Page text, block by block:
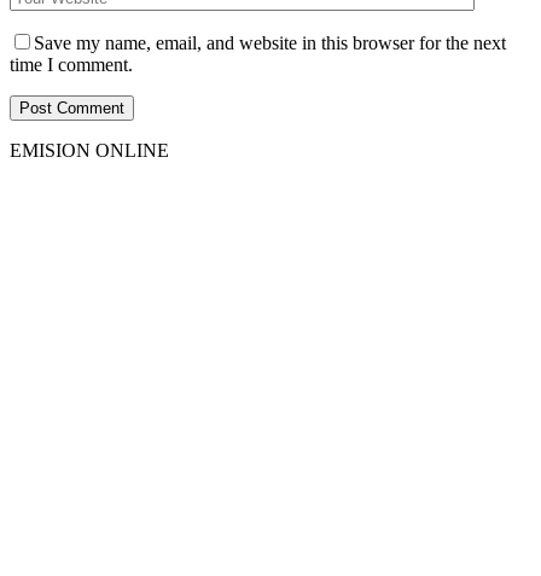
Save my name, email, and website in this browser for the next
time I comment.
EMISION ONLINE